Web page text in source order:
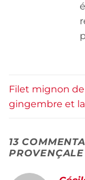
Filet mignon
gingembre et
13